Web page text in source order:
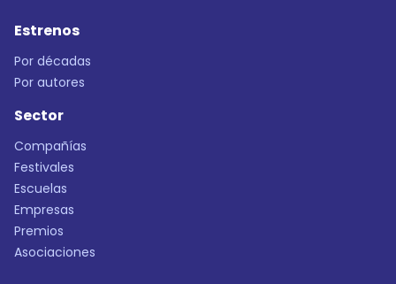
Estrenos
Por décadas
Por autores
Sector
Compañías
Festivales
Escuelas
Empresas
Premios
Asociaciones